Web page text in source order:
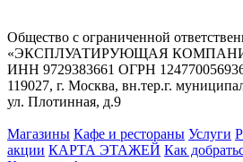
Общество с ограниченной
«ЭКСПЛУАТИРУЮЩАЯ
ИНН 9729383661 ОГРН
119027, г. Москва, вн.тер.г.
ул. Плотинная, д.9
Магазины Кафе и рестораны Услуги
акции КАРТА ЭТАЖЕЙ Как